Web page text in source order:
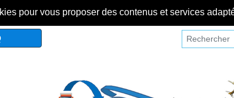
pour vous proposer des contenus et services